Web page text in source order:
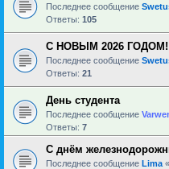
Последнее сообщение
Ответы: 105
С НОВЫМ 2026 ГОДОМ!
Последнее сообщение
Ответы: 21
День студента
Последнее сообщение
Ответы: 7
С днём
Последнее сообщение Lima «